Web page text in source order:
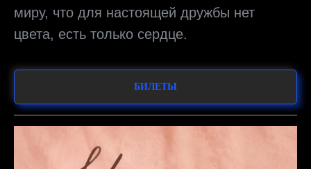
миру, что для настоящей дружбы нет
цвета, есть только сердце.
БИЛЕТЫ